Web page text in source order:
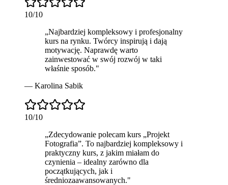
10/10
„Najbardziej kompleksowy i profesjonalny
kurs na rynku. Twórcy inspirują i dają
motywację. Naprawdę warto
zainwestować w swój rozwój w taki
właśnie sposób."
— Karolina Sabik
10/10
„Zdecydowanie polecam kurs „Projekt
Fotografia”. To najbardziej kompleksowy i
praktyczny kurs, z jakim miałam do
czynienia – idealny zarówno dla
początkujących, jak i
średniozaawansowanych."